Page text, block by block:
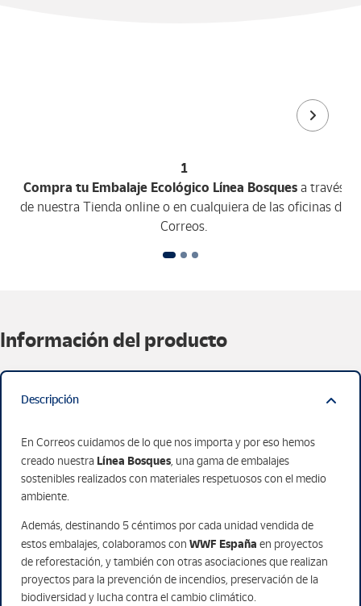
1
Compra tu Embalaje Ecológico Línea Bosquesa través
de nuestra Tienda online o en cualquiera de las oficinas de
Correos.
Información del producto
Descripción
En Correos cuidamos de lo que nos importa y por eso hemos
creado nuestra Línea Bosques, una gama de embalajes
sostenibles realizados con materiales respetuosos con el medio
ambiente.
Además, destinando 5 céntimos por cada unidad vendida de
estos embalajes, colaboramos con WWF España en proyectos
de reforestación, y también con otras asociaciones que realizan
proyectos para la prevención de incendios, preservación de la
biodiversidad y lucha contra el cambio climático.